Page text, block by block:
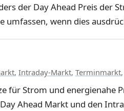
der Day Ahead Preis der
wenn dies
, Intraday-Markt, Terminmarkt,
für Strom und energienahe
Ahead Markt und den